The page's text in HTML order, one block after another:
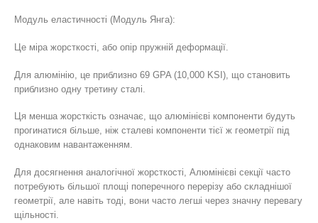
Модуль еластичності (Модуль Янга):
Це міра жорсткості, або опір пружній деформації.
Для алюмінію, це приблизно 69 GPA (10,000 KSI), що становить
приблизно одну третину сталі.
Ця менша жорсткість означає, що алюмінієві компоненти будуть
прогинатися більше, ніж сталеві компоненти тієї ж геометрії під
однаковим навантаженням.
Для досягнення аналогічної жорсткості, Алюмінієві секції часто
потребують більшої площі поперечного перерізу або складнішої
геометрії, але навіть тоді, вони часто легші через значну перевагу
щільності.